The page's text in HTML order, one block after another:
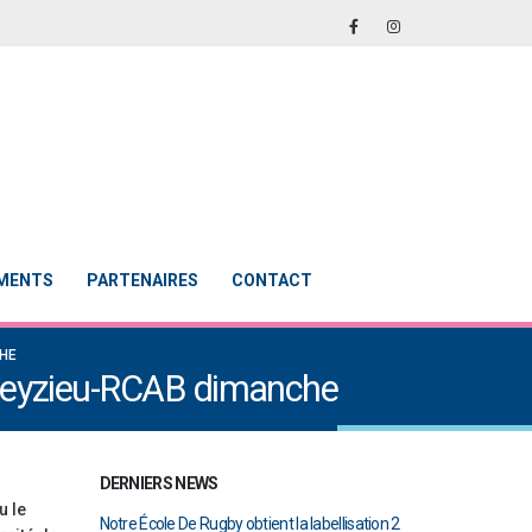
PARTENAIRES CONTACT
RCAB dimanche
le
DERNIERS NEWS
2
Le Touch du RCAB se distingue en finale de